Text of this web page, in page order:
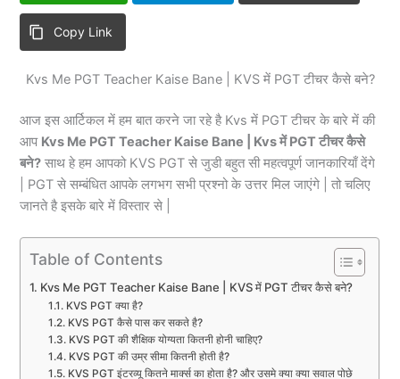
Copy Link
Kvs Me PGT Teacher Kaise Bane | KVS में PGT टीचर कैसे बने?
आज इस आर्टिकल में हम बात करने जा रहे है Kvs में PGT टीचर के बारे में की
आप Kvs Me PGT Teacher Kaise Bane | Kvs में PGT टीचर कैसे
बने? साथ हे हम आपको KVS PGT से जुडी बहुत सी महत्वपूर्ण जानकारियाँ देंगे
PGT से सम्बंधित आपके लगभग सभी प्रश्नो के उत्तर मिल जाएंगे | तो चलिए
जानते है इसके बारे में विस्तार से |
Table of Contents
Kvs Me PGT Teacher Kaise Bane | KVS में PGT टीचर कैसे बने?
KVS PGT क्या है?
KVS PGT कैसे पास कर सकते है?
KVS PGT की शैक्षिक योग्यता कितनी होनी चाहिए?
KVS PGT की उम्र सीमा कितनी होती है?
KVS PGT इंटरव्यू कितने मार्क्स का होता है? और उसमे क्या क्या सवाल पोछे